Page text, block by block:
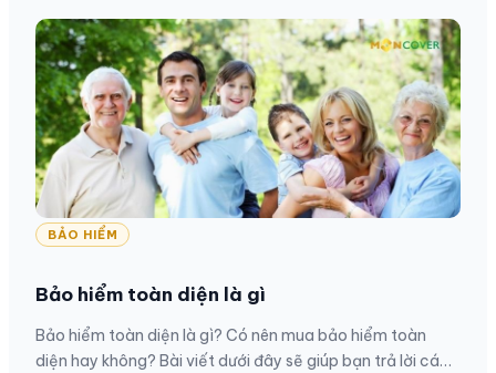
BẢO HIỂM
Bảo hiểm toàn diện là gì
Bảo hiểm toàn diện là gì? Có nên mua bảo hiểm toàn
diện hay không? Bài viết dưới đây sẽ giúp bạn trả lời các